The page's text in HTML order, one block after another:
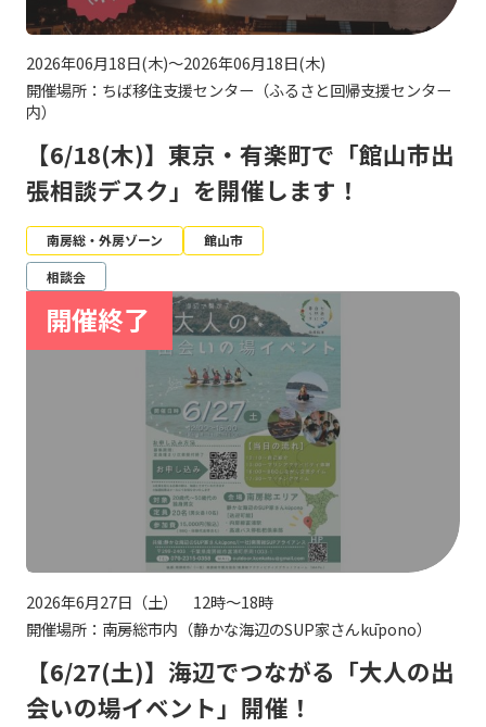
2026年06月18日(木)～2026年06月18日(木)
開催場所：ちば移住支援センター（ふるさと回帰支援センター
内）
【6/18(木)】東京・有楽町で「館山市出
張相談デスク」を開催します！
南房総・外房ゾーン
館山市
相談会
2026年6月27日（土） 12時～18時
開催場所：南房総市内（静かな海辺のSUP家さんkūpono）
【6/27(土)】海辺でつながる「大人の出
会いの場イベント」開催！